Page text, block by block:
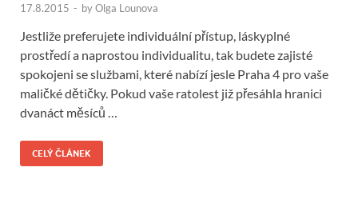
17.8.2015 - byOlga Lounova
Jestliže preferujete individuální přístup, láskyplné
prostředí a naprostou individualitu, tak budete zajisté
spokojeni se službami, které nabízí jesle Praha 4 pro vaše
maličké dětičky. Pokud vaše ratolest již přesáhla hranici
dvanáct měsíců …
CELÝ ČLÁNEK